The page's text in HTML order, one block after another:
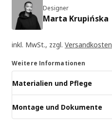
Designer
Marta Krupińska
inkl. MwSt., zzgl. Versandkosten
Weitere Informationen
Materialien und Pflege
Montage und Dokumente